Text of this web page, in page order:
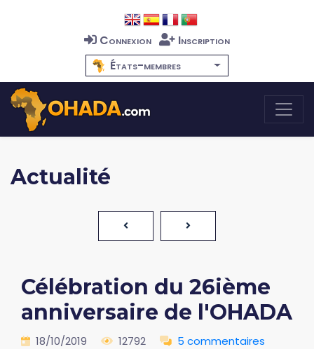
Connexion
Inscription
États-membres
Actualité
Célébration du 26ième
anniversaire de l'OHADA
18/10/2019 12792 5 commentaires